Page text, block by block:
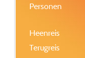
Personen
Heenreis
Terugreis